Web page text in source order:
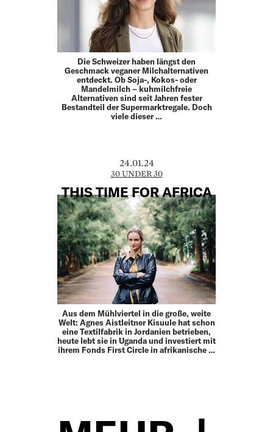
Die Schweizer haben längst den
Geschmack veganer Milchalternativen
entdeckt. Ob Soja-, Kokos- oder
Mandelmilch – kuhmilchfreie
Alternativen sind seit Jahren fester
Bestandteil der Supermarktregale. Doch
viele dieser …
24.01.24
30 UNDER 30
THIS TIME FOR AFRICA
Aus dem Mühlviertel in die große, weite
Welt: Agnes Aistleitner Ki­suule hat schon
eine Textilfabrik in Jordanien betrieben,
heute lebt sie in Uganda und investiert mit
ihrem Fonds First Circle in afrika­nische …